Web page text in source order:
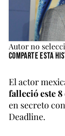
Autor no
Comparte esta
El actor
falleció este 8
en secreto
Deadline.